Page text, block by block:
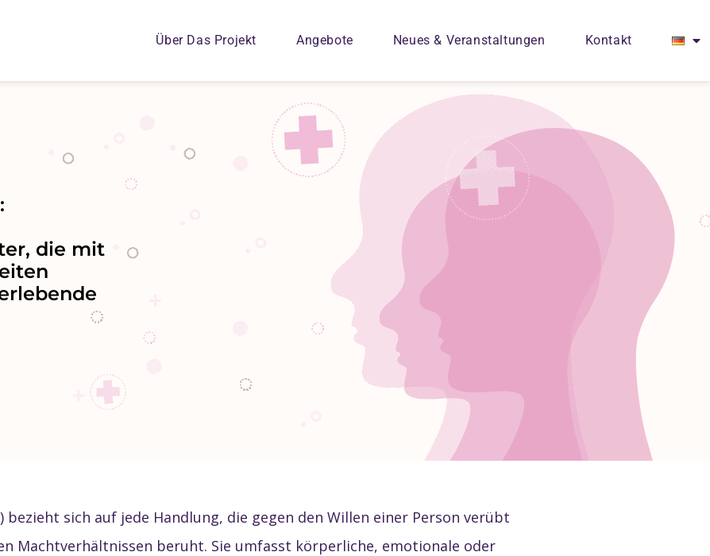
Über Das Projekt Angebote Neues & Veranstaltungen Kontakt
die mit
bezieht sich auf jede Handlung, die gegen den Willen einer Person verübt
Machtverhältnissen beruht. Sie umfasst körperliche, emotionale oder